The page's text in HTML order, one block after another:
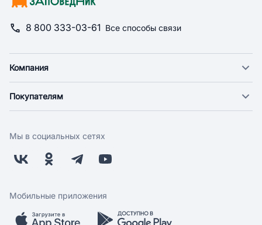
8 800 333-03-61 Все способы связи
Компания
Новости
Поставщикам
Заводчикам
Обратная связь
Покупателям
Оплата
Бонусная программа
Скидки и акции
Мобильное приложение
Мы в социальных сетях
Мобильные приложения